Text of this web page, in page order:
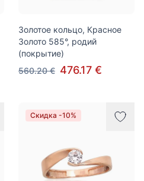
Золотое кольцо, Красное
Золото 585°, родий
(покрытие)
560.20 € 476.17 €
Скидка -10%